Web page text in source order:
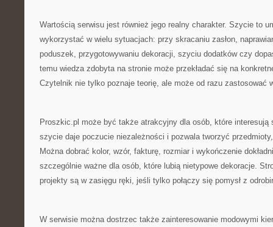
Wartością serwisu jest również jego realny charakter. Szycie to
wykorzystać w wielu sytuacjach: przy skracaniu zasłon,
poduszek, przygotowywaniu dekoracji, szyciu dodatków czy
temu wiedza zdobyta na stronie może przekładać się na
Czytelnik nie tylko poznaje teorię, ale może od razu zastosować
Proszkic.pl może być także atrakcyjny dla osób, które interesują
szycie daje poczucie niezależności i pozwala tworzyć
Można dobrać kolor, wzór, fakturę, rozmiar i wykończenie
szczególnie ważne dla osób, które lubią nietypowe dekoracje.
projekty są w zasięgu ręki, jeśli tylko połączy się pomysł z
W serwisie można dostrzec także zainteresowanie modowymi